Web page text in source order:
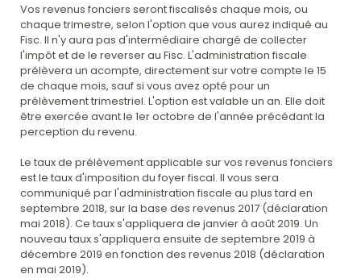
Vos revenus fonciers seront fiscalisés chaque mois, ou
chaque trimestre, selon l'option que vous aurez indiqué au
Fisc. Il n'y aura pas d'intermédiaire chargé de collecter
l'impôt et de le reverser au Fisc. L'administration fiscale
prélèvera un acompte, directement sur votre compte le 15
de chaque mois, sauf si vous avez opté pour un
prélèvement trimestriel. L'option est valable un an. Elle doit
être exercée avant le 1er octobre de l'année précédant la
perception du revenu.
Le taux de prélèvement applicable sur vos revenus fonciers
est le taux d'imposition du foyer fiscal. Il vous sera
communiqué par l'administration fiscale au plus tard en
septembre 2018, sur la base des revenus 2017 (déclaration
mai 2018). Ce taux s'appliquera de janvier à août 2019. Un
nouveau taux s'appliquera ensuite de septembre 2019 à
décembre 2019 en fonction des revenus 2018 (déclaration
en mai 2019).